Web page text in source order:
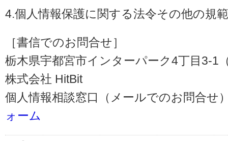
4.個人情報保護に関する法令その他の規
［書信でのお問合せ］
栃木県宇都宮市インターパーク4丁目3-1
株式会社 HitBit
個人情報相談窓口（メールでのお問合せ
ォーム